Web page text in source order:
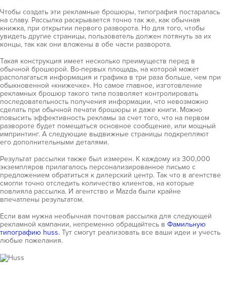
Чтобы создать эти рекламные брошюры, типография постаралась
на славу. Рассылка раскрывается точно так же, как обычная
книжка, при открытии первого разворота. Но для того, чтобы
увидеть другие страницы, пользователь должен потянуть за их
концы, так как они вложены в обе части разворота.
Такая конструкция имеет несколько преимуществ перед в
обычной брошюрой. Во-первых площадь, на которой может
располагаться информация и графика в три раза больше, чем при
обыкновенной «книжечке». Но самое главное, изготовление
рекламных брошюр такого типа позволяет контролировать
последовательность получения информации, что невозможно
сделать при обычной печати брошюры и даже книги. Можно
повысить эффективность рекламы за счет того, что на первом
развороте будет помещаться основное сообщение, или мощный
импринтинг. А следующие выдвижные страницы подкрепляют
его дополнительными деталями.
Результат рассылки также был измерен. К каждому из 300,000
экземпляров прилагалось персонализированное письмо с
предложением обратиться к дилерский центр. Так что в агентстве
смогли точно отследить количество клиентов, на которые
повлияла рассылка. И агентство и Mazda были крайне
впечатлены результатом.
Если вам нужна необычная почтовая рассылка для следующей
рекламной кампании, непременно обращайтесь в Фамильную
типографию huss. Тут смогут реализовать все ваши идеи и учесть
любые пожелания.